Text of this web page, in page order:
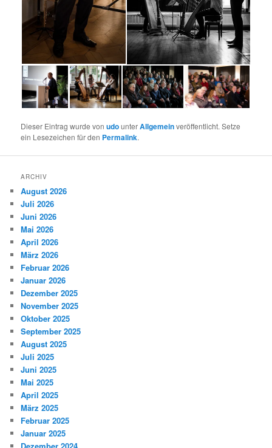
Dieser Eintrag wurde vonudounterAllgemeinveröffentlicht. Setze
ein Lesezeichen für den Permalink.
ARCHIV
August 2026
Juli 2026
Juni 2026
Mai 2026
April 2026
März 2026
Februar 2026
Januar 2026
Dezember 2025
November 2025
Oktober 2025
September 2025
August 2025
Juli 2025
Juni 2025
Mai 2025
April 2025
März 2025
Februar 2025
Januar 2025